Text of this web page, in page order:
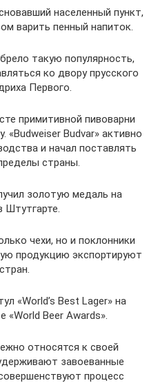
населенный пункт,
варить пенный напиток.
такую популярность,
ко двору прусского
Первого.
примитивной пивоварни
«Budweiser Budvar» активно
и начал поставлять
страны.
золотую медаль на
Штутгарте.
чехи, но и поклонники
продукцию экспортируют
«World’s Best Lager» на
«World Beer Awards».
относятся к своей
завоеванные
процесс